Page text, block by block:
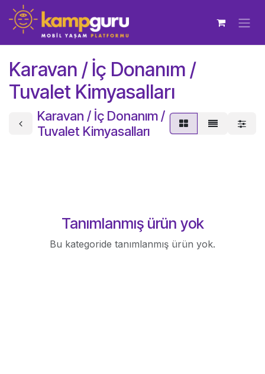
İçereği Atla
Karavan / İç Donanım /
Tuvalet Kimyasalları
Karavan / İç Donanım /
Tuvalet Kimyasalları
Tanımlanmış ürün yok
Bu kategoride tanımlanmış ürün yok.